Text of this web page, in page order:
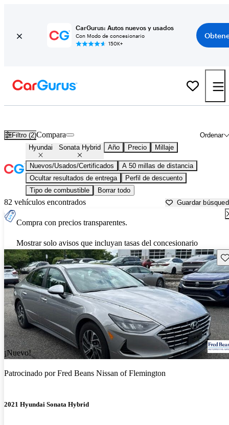
CarGurus: Autos nuevos y usados
Con Modo de concesionario
150K+
Filtro (2) Ordenar
Compara
Hyundai Sonata Hybrid Año Precio Millaje
Nuevos/Usados/Certificados
A 50 millas de distancia
Ocultar resultados de entrega
Perfil de descuento
Tipo de combustible
Borrar todo
82 vehículos encontrados Guardar
Compra con precios transparentes.
Mostrar solo avisos que incluyan tasas del concesionario
¡Nuevo!
Patrocinado porFred Beans Nissan of Flemington
2021 Hyundai Sonata Hybrid